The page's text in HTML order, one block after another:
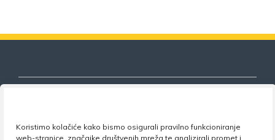
Koristimo kolačiće kako bismo osigurali pravilno funkcioniranje
web-stranice, značajke društvenih mreža te analizirali promet i
Nezavisni sindikat znanosti i visokog